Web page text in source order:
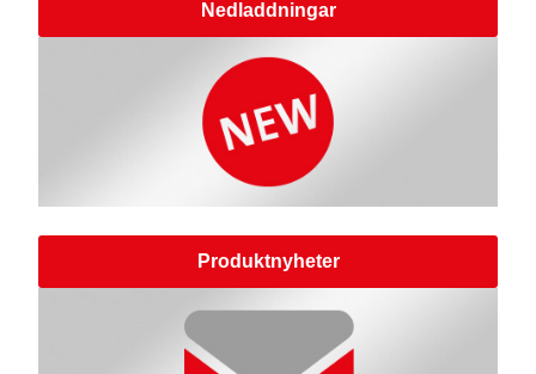
Nedladdningar
Produktnyheter